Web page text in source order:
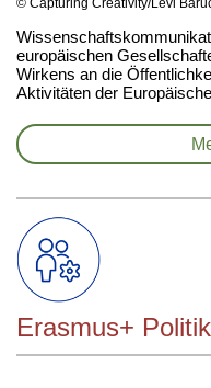
© Capturing Creativity/Levi
europäischen
Wirkens an die
Aktivitäten der
Erasmus+